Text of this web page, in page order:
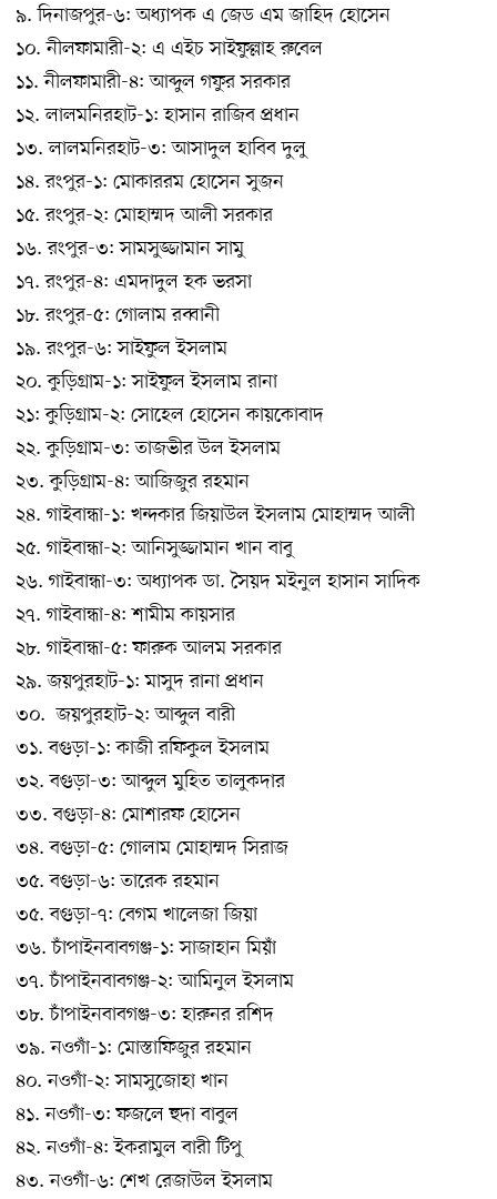
৯. দিনাজপুর-৬: অধ্যাপক এ জেড এম জাহিদ হোসেন
১০. নীলফামারী-২: এ এইচ সাইফুল্লাহ রুবেল
১১. নীলফামারী-৪: আব্দুল গফুর সরকার
১২. লালমনিরহাট-১: হাসান রাজিব প্রধান
১৩. লালমনিরহাট-৩: আসাদুল হাবিব দুলু
১৪. রংপুর-১: মোকাররম হোসেন সুজন
১৫. রংপুর-২: মোহাম্মদ আলী সরকার
১৬. রংপুর-৩: সামসুজ্জামান সামু
১৭. রংপুর-৪: এমদাদুল হক ভরসা
১৮. রংপুর-৫: গোলাম রব্বানী
১৯. রংপুর-৬: সাইফুল ইসলাম
২০. কুড়িগ্রাম-১: সাইফুল ইসলাম রানা
২১: কুড়িগ্রাম-২: সোহেল হোসেন কায়কোবাদ
২২. কুড়িগ্রাম-৩: তাজভীর উল ইসলাম
২৩. কুড়িগ্রাম-৪: আজিজুর রহমান
২৪. গাইবান্ধা-১: খন্দকার জিয়াউল ইসলাম মোহাম্মদ আলী
২৫. গাইবান্ধা-২: আনিসুজ্জামান খান বাবু
২৬. গাইবান্ধা-৩: অধ্যাপক ডা. সৈয়দ মইনুল হাসান সাদিক
২৭. গাইবান্ধা-৪: শামীম কায়সার
২৮. গাইবান্ধা-৫: ফারুক আলম সরকার
২৯. জয়পুরহাট-১: মাসুদ রানা প্রধান
৩০. জয়পুরহাট-২: আব্দুল বারী
৩১. বগুড়া-১: কাজী রফিকুল ইসলাম
৩২. বগুড়া-৩: আব্দুল মুহিত তালুকদার
৩৩. বগুড়া-৪: মোশারফ হোসেন
৩৪. বগুড়া-৫: গোলাম মোহাম্মদ সিরাজ
৩৫. বগুড়া-৬: তারেক রহমান
৩৫. বগুড়া-৭: বেগম খালেজা জিয়া
৩৬. চাঁপাইনবাবগঞ্জ-১: সাজাহান মিয়াঁ
৩৭. চাঁপাইনবাবগঞ্জ-২: আমিনুল ইসলাম
৩৮. চাঁপাইনবাবগঞ্জ-৩: হারুনর রশিদ
৩৯. নওগাঁ-১: মোস্তাফিজুর রহমান
৪০. নওগাঁ-২: সামসুজোহা খান
৪১. নওগাঁ-৩: ফজলে হুদা বাবুল
৪২. নওগাঁ-৪: ইকরামুল বারী টিপু
৪৩. নওগাঁ-৬: শেখ রেজাউল ইসলাম